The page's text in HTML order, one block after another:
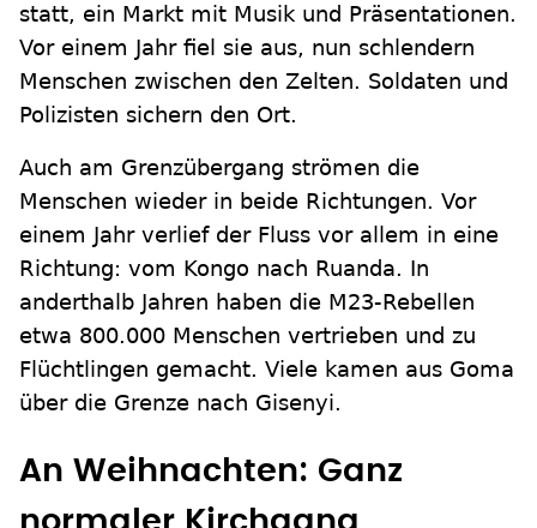
statt, ein Markt mit Musik und Präsentationen.
Vor einem Jahr fiel sie aus, nun schlendern
Menschen zwischen den Zelten. Soldaten und
Polizisten sichern den Ort.
Auch am Grenzübergang strömen die
Menschen wieder in beide Richtungen. Vor
einem Jahr verlief der Fluss vor allem in eine
Richtung: vom Kongo nach Ruanda. In
anderthalb Jahren haben die M23-Rebellen
etwa 800.000 Menschen vertrieben und zu
Flüchtlingen gemacht. Viele kamen aus Goma
über die Grenze nach Gisenyi.
An Weihnachten: Ganz
normaler Kirchgang